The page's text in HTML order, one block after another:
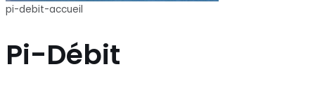
pi-debit-accueil
Pi-Débit